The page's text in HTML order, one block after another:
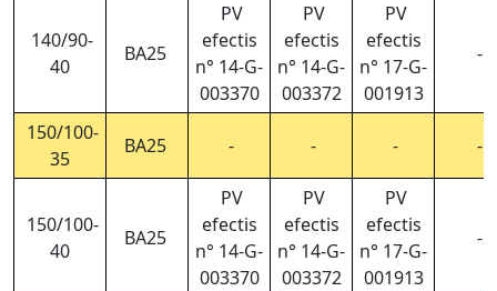
140/90-
40
BA25
PV
efectis
n° 14-G-
003370
PV
efectis
n° 14-G-
003372
PV
efectis
n° 17-G-
001913
-
150/100-
35
BA25 - - - -
150/100-
40
BA25
PV
efectis
n° 14-G-
003370
PV
efectis
n° 14-G-
003372
PV
efectis
n° 17-G-
001913
-